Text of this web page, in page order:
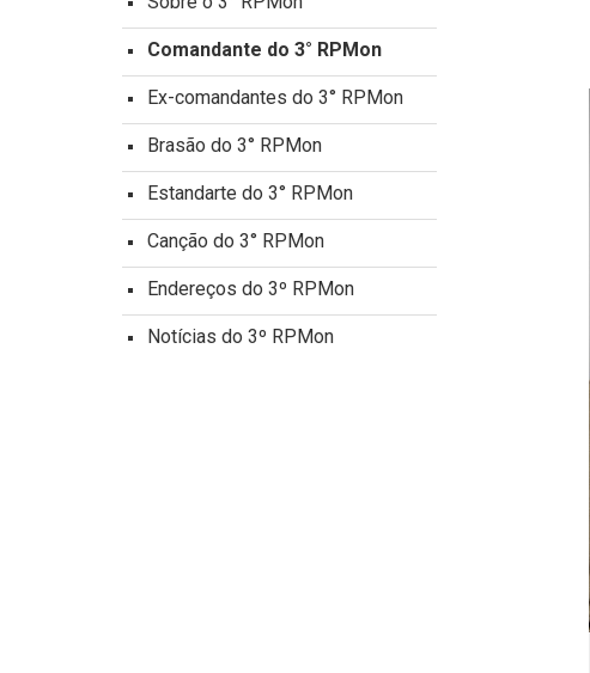
Comandante do 3° RPMon
Ex-comandantes do 3° RPMon
Brasão do 3° RPMon
Estandarte do 3° RPMon
Canção do 3° RPMon
Endereços do 3º RPMon
Notícias do 3º RPMon